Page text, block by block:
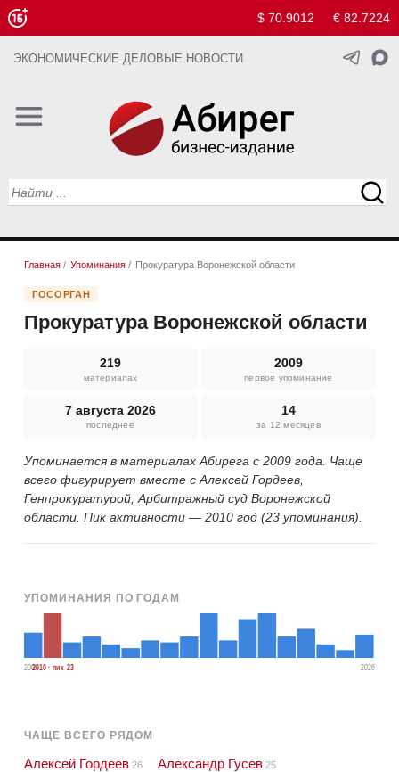
$ 70.9012 € 82.7224
ЭКОНОМИЧЕСКИЕ ДЕЛОВЫЕ НОВОСТИ
Главная / Упоминания / Прокуратура Воронежской области
ГОСОРГАН
Прокуратура Воронежской области
219
материалах
2009
первое упоминание
7 августа 2026
последнее
14
за 12 месяцев
Упоминается в материалах Абирега с 2009 года. Чаще
всего фигурирует вместе с Алексей Гордеев,
Генпрокуратурой, Арбитражный суд Воронежской
области. Пик активности — 2010 год (23 упоминания).
УПОМИНАНИЯ ПО ГОДАМ
20092010 · пик 23 2026
ЧАЩЕ ВСЕГО РЯДОМ
Алексей Гордеев 26 Александр Гусев 25